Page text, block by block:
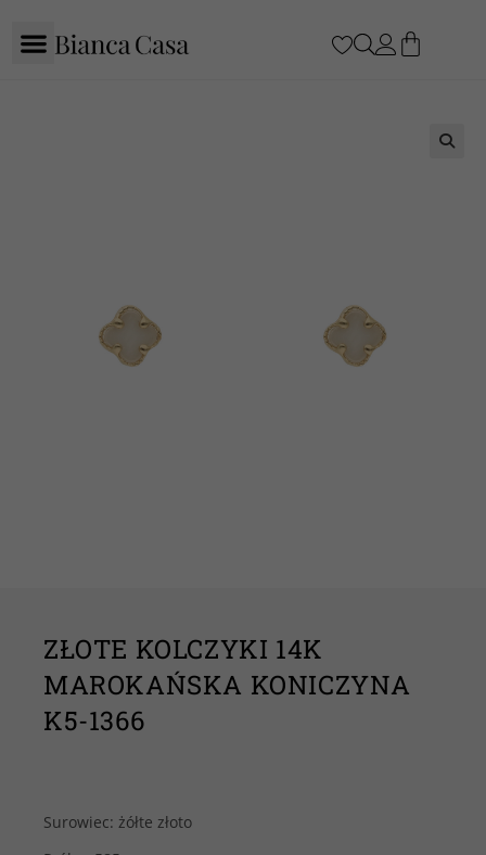
ZŁOTE KOLCZYKI 14K
MAROKAŃSKA KONICZYNA
K5-1366
Surowiec: żółte złoto